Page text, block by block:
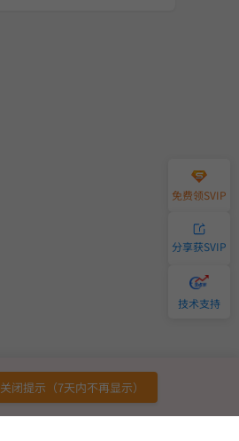
免费领SVIP
分享获SVIP
技术支持
关闭提示（7天内不再显示）